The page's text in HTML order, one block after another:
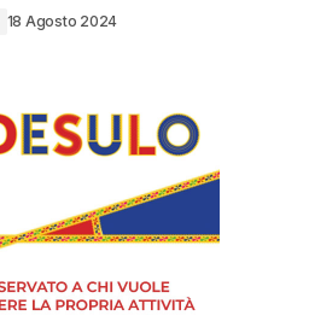
18 Agosto 2024